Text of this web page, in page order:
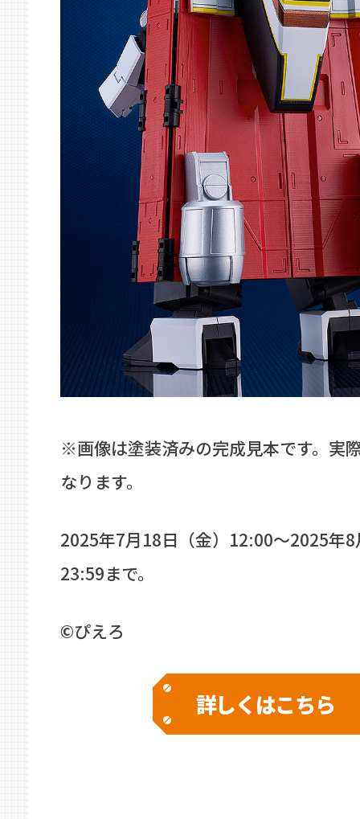
※画像は塗装済みの完成見本です。実
なります。
2025年7月18日（金）12:00～2025年
23:59まで。
©ぴえろ
詳しくはこちら